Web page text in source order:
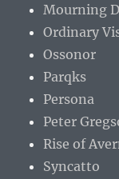
Mourning
Ordinary
Ossonor
Parqks
Persona
Peter
Rise of
Syncatto